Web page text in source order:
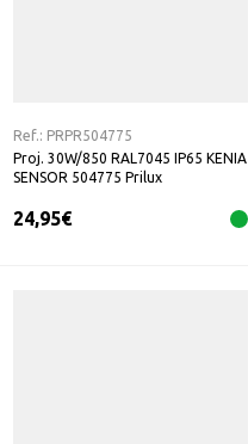
Ref.: PRPR504775
Proj. 30W/850 RAL7045 IP65 KENIA
SENSOR 504775 Prilux
24,95€